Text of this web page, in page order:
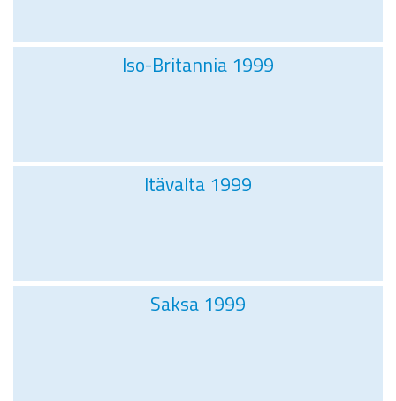
Iso-Britannia 1999
Itävalta 1999
Saksa 1999